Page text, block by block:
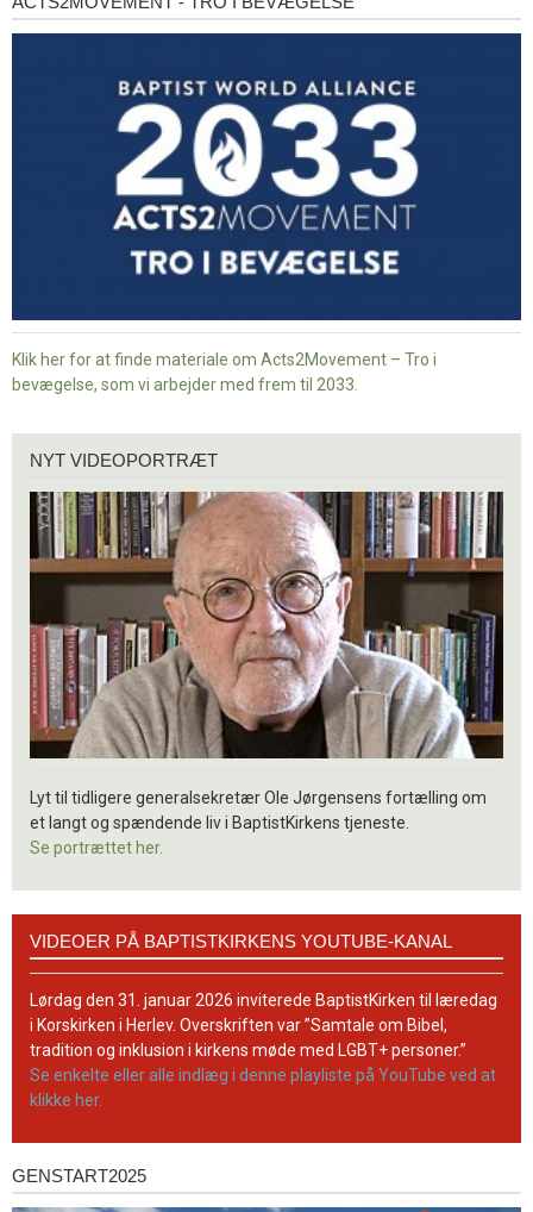
-
Klik her for at finde materiale om Acts2Movement – Tro i
bevægelse, som vi arbejder med frem til 2033.
videoportræt
NYT VIDEOPORTRÆT
Lyt til tidligere generalsekretær Ole Jørgensens fortælling om
et langt og spændende liv i BaptistKirkens tjeneste.
Se portrættet her.
BaptistKirkens
YouTube-
kanal
VIDEOER PÅ BAPTISTKIRKENS YOUTUBE-KANAL
Lørdag den 31. januar 2026 inviterede BaptistKirken til læredag
i Korskirken i Herlev. Overskriften var ”Samtale om Bibel,
tradition og inklusion i kirkens møde med LGBT+ personer.”
Se enkelte eller alle indlæg i denne playliste på YouTube ved at
klikke her.
Genstart2025
GENSTART2025